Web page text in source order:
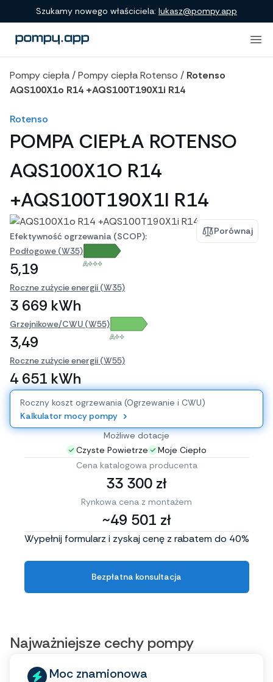
Porównanie produktów
Szukamy nowego właściciela: lukasz@pompy.app
Pompy ciepła /Pompy ciepła Rotenso / Rotenso
AQS100X1o R14 +AQS100T190X1i R14
Rotenso
POMPA CIEPŁA ROTENSO
AQS100X1O R14
+AQS100T190X1I R14
Porównaj
Efektywność ogrzewania (SCOP):
Podłogowe (W35)
5,19 A+++
Roczne zużycie energii (W35)
3 669 kWh
Grzejnikowe/CWU (W55)
3,49 A++
Roczne zużycie energii (W55)
4 651 kWh
Roczny koszt ogrzewania (Ogrzewanie i CWU)
Kalkulator mocy pompy
Możliwe dotacje
Czyste Powietrze
Moje Ciepło
Cena katalogowa producenta
33 300 zł
Rynkowa cena z montażem
~49 501 zł
Wypełnij formularz i zyskaj cenę z rabatem do 40%
Bezpłatna konsultacja
Najważniejsze cechy pompy
Moc znamionowa